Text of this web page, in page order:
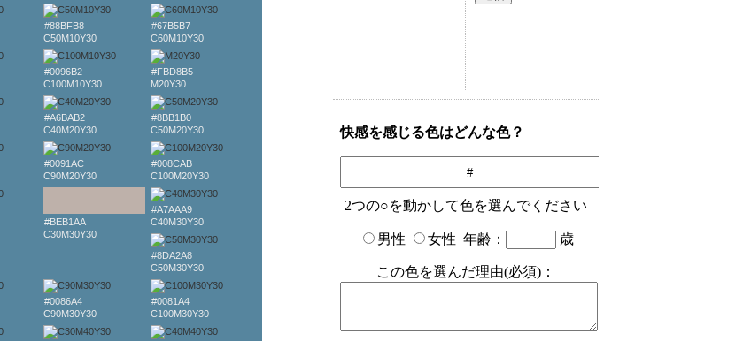
#88BFB8
C50M10Y30
#67B5B7
C60M10Y30
#0096B2
C100M10Y30
#FBD8B5
M20Y30
#A6BAB2
C40M20Y30
#8BB1B0
C50M20Y30
#0091AC
C90M20Y30
#008CAB
C100M20Y30
#BEB1AA
C30M30Y30
#A7AAA9
C40M30Y30
#8DA2A8
C50M30Y30
#0086A4
C90M30Y30
#0081A4
C100M30Y30